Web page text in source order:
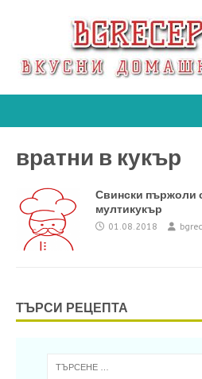
вратни в кукър
Свински пържоли
мултикукър
01.08.2018
ТЪРСИ РЕЦЕПТА